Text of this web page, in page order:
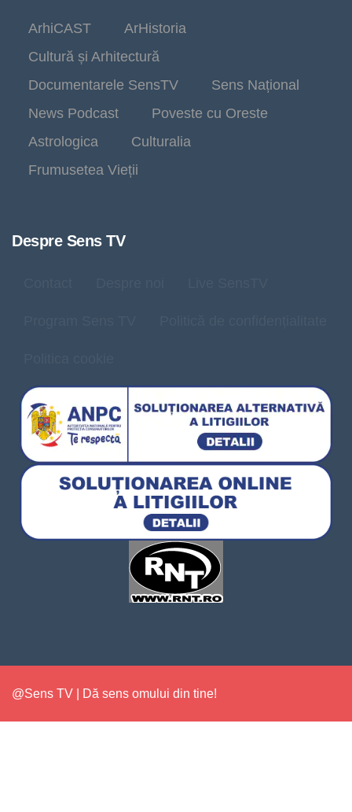
ArhiCAST
ArHistoria
Cultură și Arhitectură
Documentarele SensTV
Sens Național
News Podcast
Poveste cu Oreste
Astrologica
Culturalia
Frumusetea Vieții
Despre Sens TV
@Sens TV | Dă sens omului din tine!